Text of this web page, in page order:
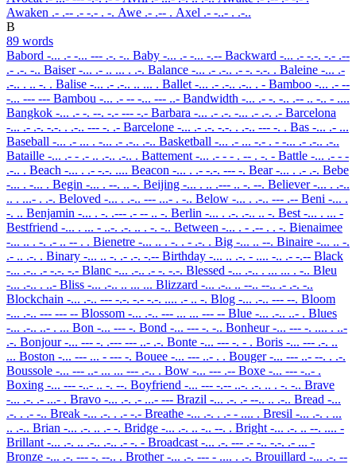
Awaken .- .-- .- -.- . -. Awe .- .-- . Axel .- -..- . .-..
B
89 words
Babord -... .- -... --- .-. -.. Baby -... .- -... -.-- Backward -... .- -.-. -.- .--
.- .-. -.. Baiser-... .- .. ... . .-. Balance -... .- .-.. .- -. -.-. . Baleine -... .-
.-.. . .. -. . Balise -... .- .-.. .. ... . Ballet -... .- .-.. .-.. . - Bamboo -... .- --
-... --- --- Bambou -... .- -- -... --- ..- Bandwidth -... .- -. -.. .-- .. -.. - ....
Bangkok -... .- -. --. -.- --- -.- Barbara -... .- .-. -... .- .-. .- Barcelona
-... .- .-. -.-. . .-.. --- -. .- Barcelone -... .- .-. -.-. . .-.. --- -. . Bas -... .- ...
Baseball -... .- ... . -... .- .-.. .-.. Basketball -... .- ... -.- . - -... .- .-.. .-..
Bataille -... .- - .- .. .-.. .-.. . Battement -... .- - - . -- . -. - Battle -... .- - -
.-.. . Beach -... . .- -.-. .... Beacon -... . .- -.-. --- -. Bear-... . .- .-. Bebe
-... . -... . Begin -... . --. .. -. Beijing -... . .. .--- .. -. --. Believer-... . .-..
.. . ...- . .-. Beloved -... . .-.. --- ...- . -.. Below -... . .-.. --- .-- Beni -... .
-. .. Benjamin -... . -. .--- .- -- .. -. Berlin -... . .-. .-.. .. -. Best -... . ... -
Bestfriend -... . ... - ..-. .-. .. . -. -.. Between -... . - .-- . . -. Bienaimee
-... .. . -. .- .. -- . . Bienetre -... .. . -. . - .-. . Big -... .. --. Binaire -... .. -.
.- .. .-. . Binary -... .. -. .- .-. -.-- Birthday -... .. .-. - .... -.. .- -.-- Black
-... .-.. .- -.-. -.- Blanc -... .-.. .- -. -.-. Blessed -... .-.. . ... ... . -.. Bleu
-... .-.. . ..- Bliss -... .-.. .. ... ... Blizzard -... .-.. .. --.. --.. .- .-. -..
Blockchain -... .-.. --- -.-. -.- -.-. .... .- .. -. Blog -... .-.. --- --. Bloom
-... .-.. --- --- -- Blossom -... .-.. --- ... ... --- -- Blue -... .-.. ..- . Blues
-... .-.. ..- . ... Bon -... --- -. Bond -... --- -. -.. Bonheur-... --- -. .... . ..-
.-. Bonjour-... --- -. .--- --- ..- .-. Bonte -... --- -. - . Boris -... --- .-. ..
... Boston -... --- ... - --- -. Bouee -... --- ..- . . Bouger-... --- ..- --. . .-.
Boussole -... --- ..- ... ... --- .-.. . Bow -... --- .-- Boxe -... --- -..- .
Boxing -... --- -..- .. -. --. Boyfriend -... --- -.-- ..-. .-. .. . -. -.. Brave
-... .-. .- ...- . Bravo -... .-. .- ...- --- Brazil -... .-. .- --.. .. .-.. Bread -...
.-. . .- -.. Break -... .-. . .- -.- Breathe -... .-. . .- - .... . Bresil -... .-. . ...
.. .-.. Brian -... .-. .. .- -. Bridge -... .-. .. -.. --. . Bright -... .-. .. --. .... -
Brillant -... .-. .. .-.. .-.. .- -. - Broadcast -... .-. --- .- -.. -.-. .- ... -
Bronze -... .-. --- -. --.. . Brother-... .-. --- - .... . .-. Brouillard -... .-. --